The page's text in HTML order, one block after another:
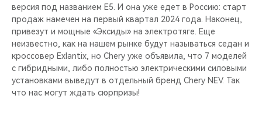
версия под названием Е5. И она уже едет в Россию: старт
продаж намечен на первый квартал 2024 года. Наконец,
привезут и мощные «Эксиды» на электротяге. Еще
неизвестно, как на нашем рынке будут называться седан и
кроссовер Exlantix, но Chery уже объявила, что 7 моделей
с гибридными, либо полностью электрическими силовыми
установками выведут в отдельный бренд Chery NEV. Так
что нас могут ждать сюрпризы!